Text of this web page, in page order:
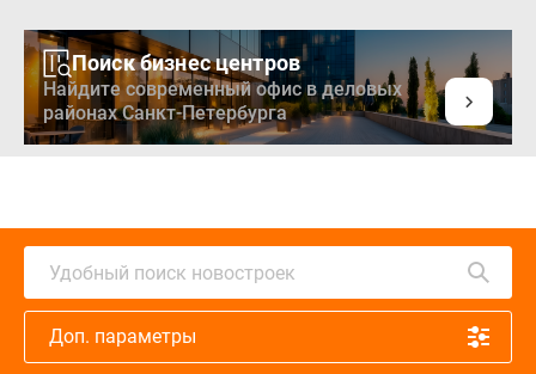
Поиск бизнес центров
Найдите современный офис в деловых
районах Санкт-Петербурга
Удобный поиск новостроек
Доп. параметры